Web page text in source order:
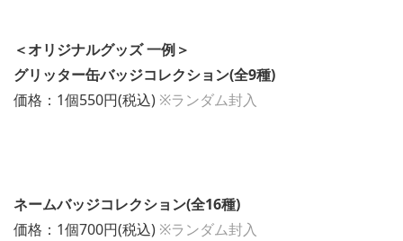
＜オリジナルグッズ 一例＞
グリッター缶バッジコレクション(全9種)
価格：1個550円(税込) ※ランダム封入
ネームバッジコレクション(全16種)
価格：1個700円(税込) ※ランダム封入